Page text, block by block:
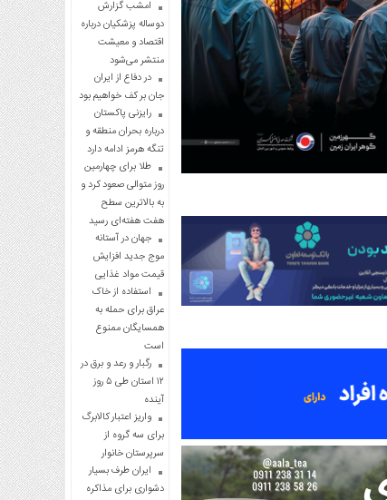
امشب گزارش
دوساله پزشکیان درباره
اقتصاد و معیشت
منتشر می‌شود
در دفاع از ایران
جان بر کف خواهیم بود
رایزنی پاکستان
درباره بحران منطقه و
تنگه هرمز ادامه دارد
طلا برای چهارمین
روز متوالی صعود کرد و
به بالاترین سطح
هفت هفته‌ای رسید
جهان در آستانه
موج جدید افزایش
قیمت مواد غذایی
استفاده از خاک
عراق برای حمله به
همسایگان ممنوع
است
رگبار و رعد و برق در
۱۲ استان طی ۵ روز
آینده
واریز اعتبار کالابرگ
برای سه گروه از
سرپرستان خانوار
ایران طرف بسیار
دشواری برای مذاکره